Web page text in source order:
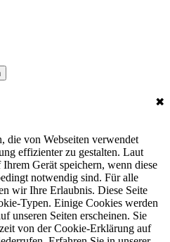
✖
die von Webseiten verwendet
effizienter zu gestalten. Laut
Gerät speichern, wenn diese
notwendig sind. Für alle
wir Ihre Erlaubnis. Diese Seite
Typen. Einige Cookies werden
unseren Seiten erscheinen. Sie
von der Cookie-Erklärung auf